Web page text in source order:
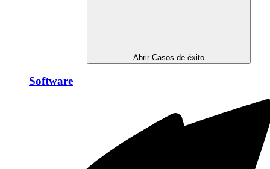
Abrir Casos de éxito
Software